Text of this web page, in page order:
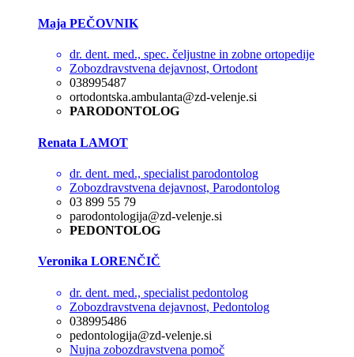
Maja PEČOVNIK
dr. dent. med., spec. čeljustne in zobne ortopedije
Zobozdravstvena dejavnost, Ortodont
038995487
ortodontska.ambulanta@zd-velenje.si
PARODONTOLOG
Renata LAMOT
dr. dent. med., specialist parodontolog
Zobozdravstvena dejavnost, Parodontolog
03 899 55 79
parodontologija@zd-velenje.si
PEDONTOLOG
Veronika LORENČIČ
dr. dent. med., specialist pedontolog
Zobozdravstvena dejavnost, Pedontolog
038995486
pedontologija@zd-velenje.si
Nujna zobozdravstvena pomoč